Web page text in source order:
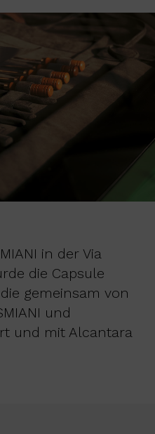
in der Via
die Capsule
gemeinsam von
und
und mit Alcantara